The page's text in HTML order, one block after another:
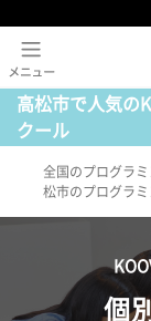
高松市で人気の
クール
全国のプログラ
松市のプログラミ
個